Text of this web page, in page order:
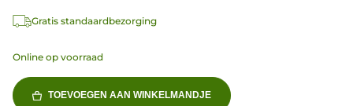
Gratis standaardbezorging
Online op voorraad
TOEVOEGEN AAN WINKELMANDJE